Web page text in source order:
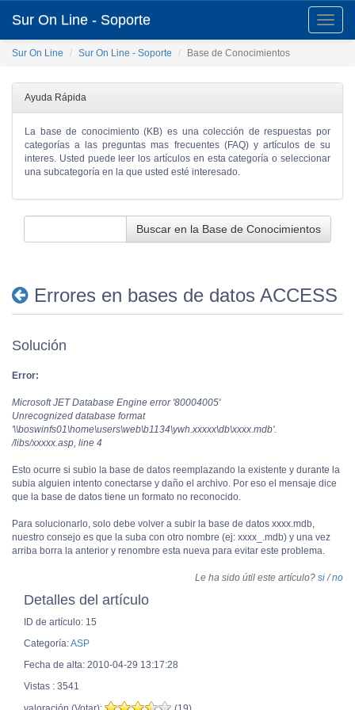
Toggle
Sur On Line - Soporte
Sur On Line Sur On Line - Soporte Base de Conocimientos
Ayuda Rápida
La base de conocimiento (KB) es una colección de respuestas por
categorías a las preguntas mas frecuentes (FAQ) y artículos de su
interes. Usted puede leer los artículos en esta categoría o seleccionar
una subcategoría en la que usted esté interesado.
Buscar en la Base de Conocimientos
Errores en bases de datos ACCESS
Solución
Error:
Microsoft JET Database Engine error '80004005'
Unrecognized database format
'\\boswinfs01\home\users\web\b1134\ywh.xxxxx\db\xxxx.mdb'.
/libs/xxxxx.asp, line 4
Esto ocurre si subio la base de datos reemplazando la existente y durante la
subia alguien intento conectarse y daño el archivo. Por eso el mensaje dice
que la base de datos tiene un formato no reconocido.
Para solucionarlo, solo debe volver a subir la base de datos xxxx.mdb,
nuestro consejo es que la suba con otro nombre (ej: xxxx_.mdb) y una vez
arriba borra la anterior y renombre esta nueva para evitar este problema.
Le ha sido útil este artículo? si/no
Detalles del artículo
ID de artículo: 15
Categoría:ASP
Fecha de alta: 2010-04-29 13:17:28
Vistas : 3541